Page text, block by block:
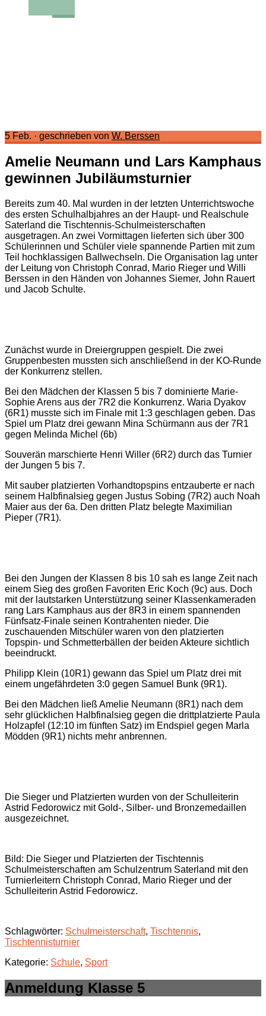
5 Feb. · geschrieben von W. Berssen
Amelie Neumann und Lars Kamphaus
gewinnen Jubiläumsturnier
Bereits zum 40. Mal wurden in der letzten Unterrichtswoche
des ersten Schulhalbjahres an der Haupt- und Realschule
Saterland die Tischtennis-Schulmeisterschaften
ausgetragen. An zwei Vormittagen lieferten sich über 300
Schülerinnen und Schüler viele spannende Partien mit zum
Teil hochklassigen Ballwechseln. Die Organisation lag unter
der Leitung von Christoph Conrad, Mario Rieger und Willi
Berssen in den Händen von Johannes Siemer, John Rauert
und Jacob Schulte.
Zunächst wurde in Dreiergruppen gespielt. Die zwei
Gruppenbesten mussten sich anschließend in der KO-Runde
der Konkurrenz stellen.
Bei den Mädchen der Klassen 5 bis 7 dominierte Marie-
Sophie Arens aus der 7R2 die Konkurrenz. Waria Dyakov
(6R1) musste sich im Finale mit 1:3 geschlagen geben. Das
Spiel um Platz drei gewann Mina Schürmann aus der 7R1
gegen Melinda Michel (6b)
Souverän marschierte Henri Willer (6R2) durch das Turnier
der Jungen 5 bis 7.
Mit sauber platzierten Vorhandtopspins entzauberte er nach
seinem Halbfinalsieg gegen Justus Sobing (7R2) auch Noah
Maier aus der 6a. Den dritten Platz belegte Maximilian
Pieper (7R1).
Bei den Jungen der Klassen 8 bis 10 sah es lange Zeit nach
einem Sieg des großen Favoriten Eric Koch (9c) aus. Doch
mit der lautstarken Unterstützung seiner Klassenkameraden
rang Lars Kamphaus aus der 8R3 in einem spannenden
Fünfsatz-Finale seinen Kontrahenten nieder. Die
zuschauenden Mitschüler waren von den platzierten
Topspin- und Schmetterbällen der beiden Akteure sichtlich
beeindruckt.
Philipp Klein (10R1) gewann das Spiel um Platz drei mit
einem ungefährdeten 3:0 gegen Samuel Bunk (9R1).
Bei den Mädchen ließ Amelie Neumann (8R1) nach dem
sehr glücklichen Halbfinalsieg gegen die drittplatzierte Paula
Holzapfel (12:10 im fünften Satz) im Endspiel gegen Marla
Mödden (9R1) nichts mehr anbrennen.
Die Sieger und Platzierten wurden von der Schulleiterin
Astrid Fedorowicz mit Gold-, Silber- und Bronzemedaillen
ausgezeichnet.
Bild: Die Sieger und Platzierten der Tischtennis
Schulmeisterschaften am Schulzentrum Saterland mit den
Turnierleitern Christoph Conrad, Mario Rieger und der
Schulleiterin Astrid Fedorowicz.
Schlagwörter: Schulmeisterschaft, Tischtennis,
Tischtennisturnier
Kategorie: Schule, Sport
Anmeldung Klasse 5